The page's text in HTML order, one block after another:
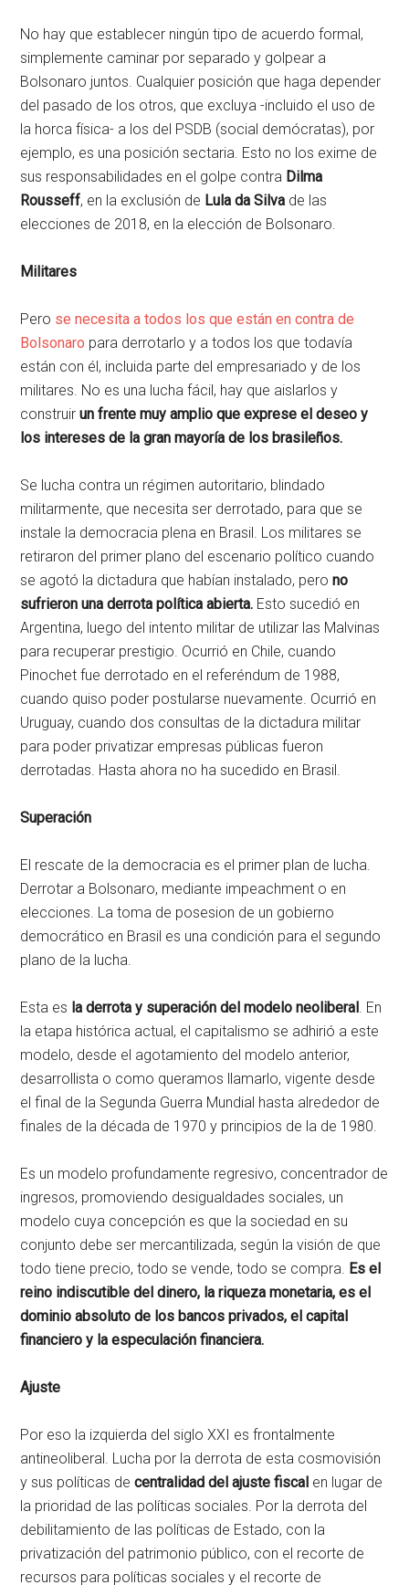
No hay que establecer ningún tipo de acuerdo formal,
simplemente caminar por separado y golpear a
Bolsonaro juntos. Cualquier posición que haga depender
del pasado de los otros, que excluya -incluido el uso de
la horca física- a los del PSDB (social demócratas), por
ejemplo, es una posición sectaria. Esto no los exime de
sus responsabilidades en el golpe contra Dilma
Rousseff, en la exclusión de Lula da Silva de las
elecciones de 2018, en la elección de Bolsonaro.
Militares
Pero se necesita a todos los que están en contra de
Bolsonaro para derrotarlo y a todos los que todavía
están con él, incluida parte del empresariado y de los
militares. No es una lucha fácil, hay que aislarlos y
construir un frente muy amplio que exprese el deseo y
los intereses de la gran mayoría de los brasileños.
Se lucha contra un régimen autoritario, blindado
militarmente, que necesita ser derrotado, para que se
instale la democracia plena en Brasil. Los militares se
retiraron del primer plano del escenario político cuando
se agotó la dictadura que habían instalado, perono
sufrieron una derrota política abierta. Esto sucedió en
Argentina, luego del intento militar de utilizar las Malvinas
para recuperar prestigio. Ocurrió en Chile, cuando
Pinochet fue derrotado en el referéndum de 1988,
cuando quiso poder postularse nuevamente. Ocurrió en
Uruguay, cuando dos consultas de la dictadura militar
para poder privatizar empresas públicas fueron
derrotadas. Hasta ahora no ha sucedido en Brasil.
Superación
El rescate de la democracia es el primer plan de lucha.
Derrotar a Bolsonaro, mediante impeachment o en
elecciones. La toma de posesion de un gobierno
democrático en Brasil es una condición para el segundo
plano de la lucha.
Esta es la derrota y superación del modelo neoliberal . En
la etapa histórica actual, el capitalismo se adhirió a este
modelo, desde el agotamiento del modelo anterior,
desarrollista o como queramos llamarlo, vigente desde
el final de la Segunda Guerra Mundial hasta alrededor de
finales de la década de 1970 y principios de la de 1980.
Es un modelo profundamente regresivo, concentrador de
ingresos, promoviendo desigualdades sociales, un
modelo cuya concepción es que la sociedad en su
conjunto debe ser mercantilizada, según la visión de que
todo tiene precio, todo se vende, todo se compra. Es el
reino indiscutible del dinero, la riqueza monetaria, es el
dominio absoluto de los bancos privados, el capital
financiero y la especulación financiera.
Ajuste
Por eso la izquierda del siglo XXI es frontalmente
antineoliberal. Lucha por la derrota de esta cosmovisión
y sus políticas decentralidad del ajuste fiscal en lugar de
la prioridad de las políticas sociales. Por la derrota del
debilitamiento de las políticas de Estado, con la
privatización del patrimonio público, con el recorte de
recursos para políticas sociales y el recorte de